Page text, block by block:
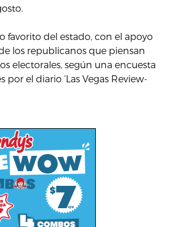
favorito del estado, con el apoyo
los republicanos que piensan
electorales, según una encuesta
por el diario ‘Las Vegas Review-